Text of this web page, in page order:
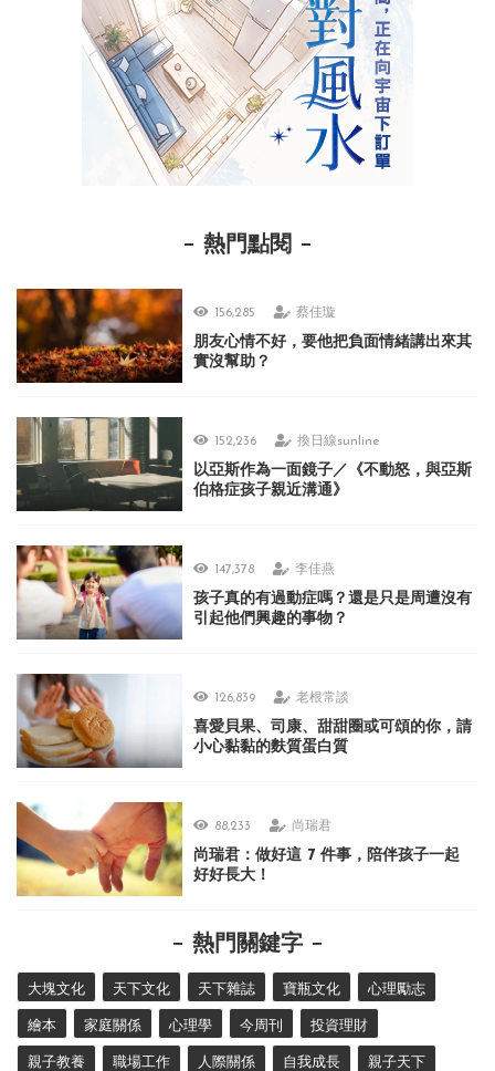
熱門點閱
156,285 蔡佳璇
朋友心情不好，要他把負面情緒講出來其
實沒幫助？
152,236 換日線sunline
以亞斯作為一面鏡子／《不動怒，與亞斯
伯格症孩子親近溝通》
147,378 李佳燕
孩子真的有過動症嗎？還是只是周遭沒有
引起他們興趣的事物？
126,839 老根常談
喜愛貝果、司康、甜甜圈或可頌的你，請
小心黏黏的麩質蛋白質
88,233 尚瑞君
尚瑞君：做好這 7 件事，陪伴孩子一起
好好長大！
熱門關鍵字
大塊文化 天下文化 天下雜誌 寶瓶文化 心理勵志
繪本 家庭關係 心理學 今周刊 投資理財
親子教養 職場工作 人際關係 自我成長 親子天下